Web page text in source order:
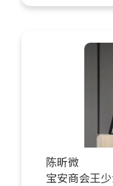
陈昕微
宝安商会王